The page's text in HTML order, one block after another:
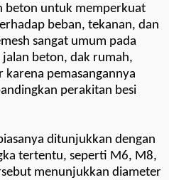
beton untuk memperkuat
beban, tekanan, dan
sangat umum pada
beton, dak rumah,
karena pemasangannya
perakitan besi
ditunjukkan dengan
tertentu, seperti M6, M8,
menunjukkan diameter